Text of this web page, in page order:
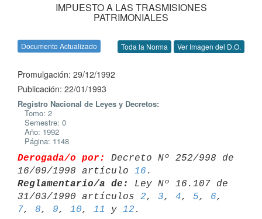
IMPUESTO A LAS TRASMISIONES
PATRIMONIALES
Documento Actualizado Toda la Norma Ver Imagen del D.O.
Promulgación: 29/12/1992
Publicación: 22/01/1993
Registro Nacional de Leyes y Decretos:
Tomo: 2
Semestre: 0
Año: 1992
Página: 1148
Derogada/o por:
Decreto Nº 252/998 de
16/09/1998 artículo 16
Reglamentario/a de:
Ley Nº 16.107 de
31/03/1990 artículos 2, 3, 4, 5, 6,
7, 8, 9, 10, 11 y 12